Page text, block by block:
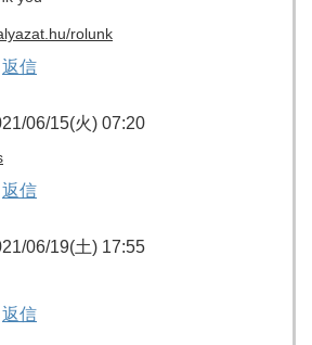
rolunk
返信
06/15(火) 07:20
返信
06/19(土) 17:55
返信